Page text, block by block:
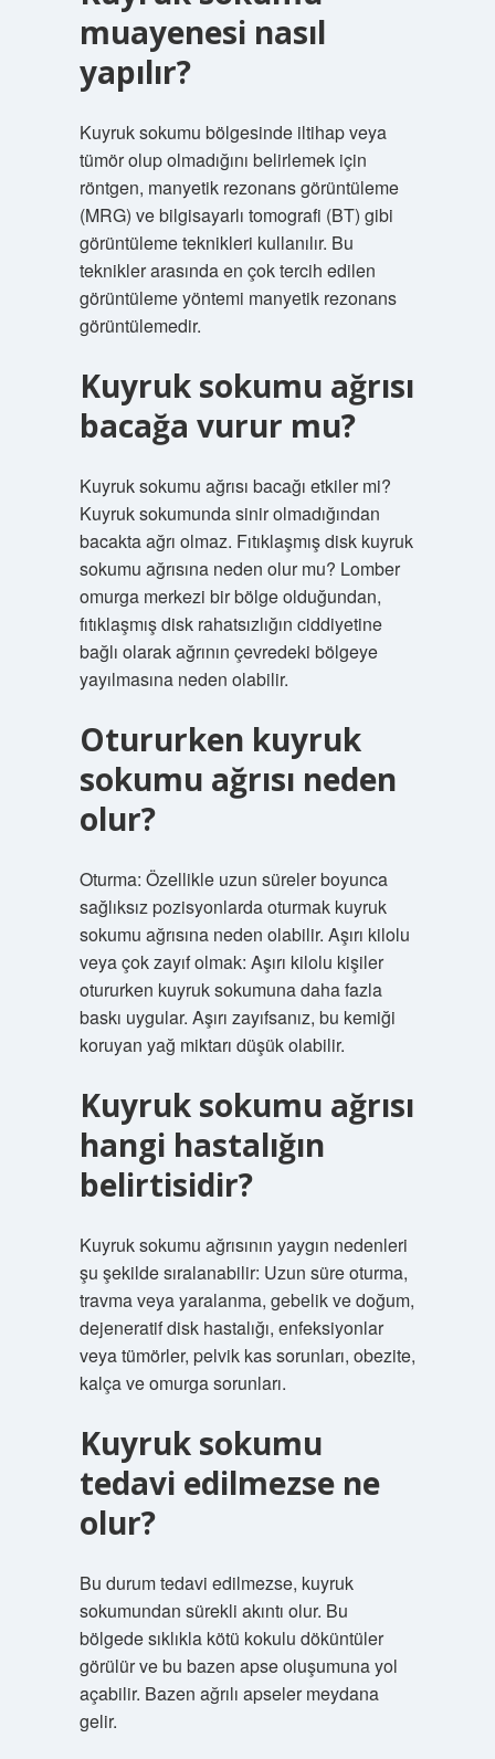
muayenesi nasıl
yapılır?
Kuyruk sokumu bölgesinde iltihap veya
tümör olup olmadığını belirlemek için
röntgen, manyetik rezonans görüntüleme
(MRG) ve bilgisayarlı tomografi (BT) gibi
görüntüleme teknikleri kullanılır. Bu
teknikler arasında en çok tercih edilen
görüntüleme yöntemi manyetik rezonans
görüntülemedir.
Kuyruk sokumu ağrısı
bacağa vurur mu?
Kuyruk sokumu ağrısı bacağı etkiler mi?
Kuyruk sokumunda sinir olmadığından
bacakta ağrı olmaz. Fıtıklaşmış disk kuyruk
sokumu ağrısına neden olur mu? Lomber
omurga merkezi bir bölge olduğundan,
fıtıklaşmış disk rahatsızlığın ciddiyetine
bağlı olarak ağrının çevredeki bölgeye
yayılmasına neden olabilir.
Otururken kuyruk
sokumu ağrısı neden
olur?
Oturma: Özellikle uzun süreler boyunca
sağlıksız pozisyonlarda oturmak kuyruk
sokumu ağrısına neden olabilir. Aşırı kilolu
veya çok zayıf olmak: Aşırı kilolu kişiler
otururken kuyruk sokumuna daha fazla
baskı uygular. Aşırı zayıfsanız, bu kemiği
koruyan yağ miktarı düşük olabilir.
Kuyruk sokumu ağrısı
hangi hastalığın
belirtisidir?
Kuyruk sokumu ağrısının yaygın nedenleri
şu şekilde sıralanabilir: Uzun süre oturma,
travma veya yaralanma, gebelik ve doğum,
dejeneratif disk hastalığı, enfeksiyonlar
veya tümörler, pelvik kas sorunları, obezite,
kalça ve omurga sorunları.
Kuyruk sokumu
tedavi edilmezse ne
olur?
Bu durum tedavi edilmezse, kuyruk
sokumundan sürekli akıntı olur. Bu
bölgede sıklıkla kötü kokulu döküntüler
görülür ve bu bazen apse oluşumuna yol
açabilir. Bazen ağrılı apseler meydana
gelir.